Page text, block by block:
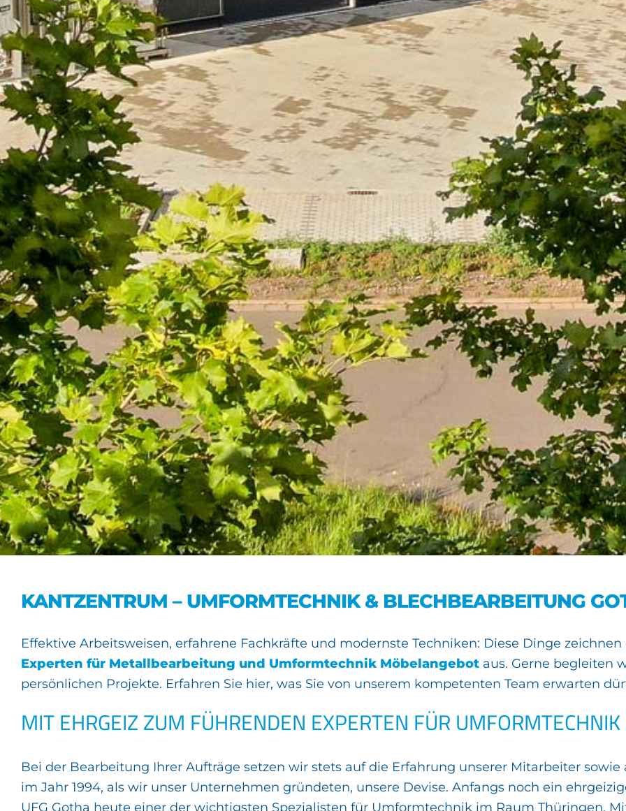
KANTZENTRUM – UMFORMTECHNIK & BLECHBEARBEITUNG
Effektive Arbeitsweisen, erfahrene Fachkräfte und modernste Techniken: Diese Dinge
Experten für Metallbearbeitung und Umformtechnik Möbelangebot aus. Gerne begleiten
persönlichen Projekte. Erfahren Sie hier, was Sie von unserem kompetenten Team erwarten
MIT EHRGEIZ ZUM FÜHRENDEN EXPERTEN FÜR UMFORMTECHNIK
Bei der Bearbeitung Ihrer Aufträge setzen wir stets auf die Erfahrung unserer Mitarbeiter
im Jahr 1994, als wir unser Unternehmen gründeten, unsere Devise. Anfangs noch ein
UFG Gotha heute einer der wichtigsten Spezialisten für Umformtechnik im Raum Thüringen.